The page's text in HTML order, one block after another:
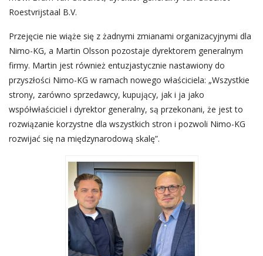
Roestvrijstaal B.V.
Przejęcie nie wiąże się z żadnymi zmianami organizacyjnymi dla
Nimo-KG, a Martin Olsson pozostaje dyrektorem generalnym
firmy. Martin jest również entuzjastycznie nastawiony do
przyszłości Nimo-KG w ramach nowego właściciela: „Wszystkie
strony, zarówno sprzedawcy, kupujący, jak i ja jako
współwłaściciel i dyrektor generalny, są przekonani, że jest to
rozwiązanie korzystne dla wszystkich stron i pozwoli Nimo-KG
rozwijać się na międzynarodową skalę”.